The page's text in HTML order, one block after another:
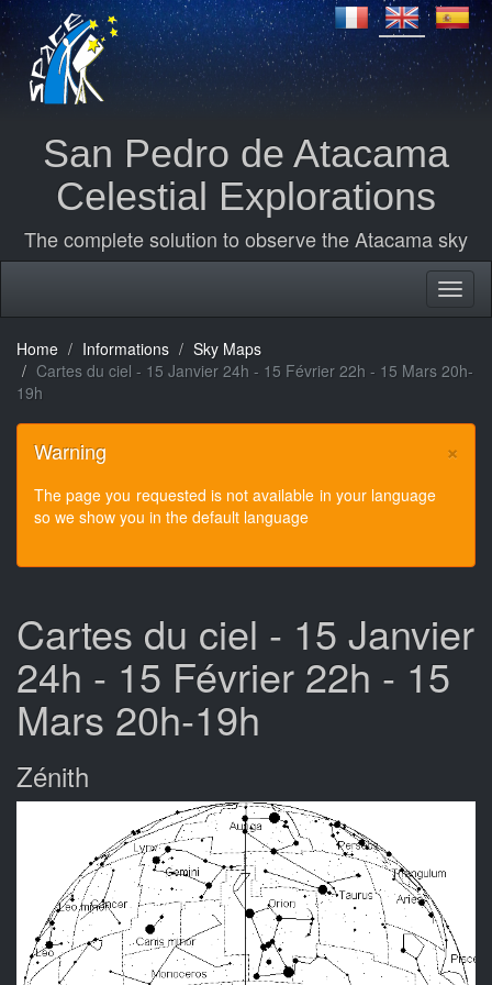
San Pedro de Atacama
Celestial Explorations
The complete solution to observe the Atacama sky
Home Informations
Sky Maps
Cartes du ciel - 15 Janvier 24h - 15 Février 22h - 15 Mars 20h-
19h
×
Warning
The page you requested is not available in your language
so we show you in the default language
Cartes du ciel - 15 Janvier
24h - 15 Février 22h - 15
Mars 20h-19h
Zénith